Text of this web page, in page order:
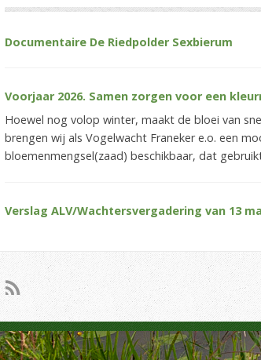
Documentaire De Riedpolder Sexbierum
Voorjaar 2026. Samen zorgen voor een
Hoewel nog volop winter, maakt de bloei van
brengen wij als Vogelwacht Franeker e.o. een
bloemenmengsel(zaad) beschikbaar, dat
Verslag ALV/Wachtersvergadering van 13